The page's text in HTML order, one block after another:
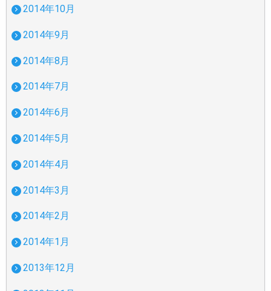
2014年10月
2014年9月
2014年8月
2014年7月
2014年6月
2014年5月
2014年4月
2014年3月
2014年2月
2014年1月
2013年12月